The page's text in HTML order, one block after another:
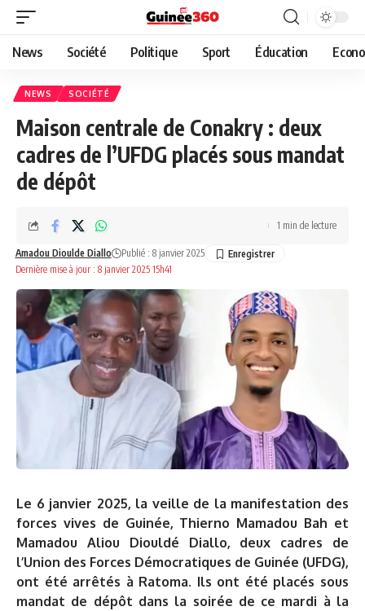
News Société Politique Sport Éducation
NEWS SOCIÉTÉ
Maison centrale de Conakry : deux
cadres de l’UFDG placés sous mandat
de dépôt
Dernière mise à jour : 8 janvier 2025 15h41
Amadou Dioulde Diallo Publié : 8 janvier 2025
1 min de lecture
Le 6 janvier 2025, la veille de la manifestation des
forces vives de Guinée, Thierno Mamadou Bah et
Mamadou Aliou Diouldé Diallo, deux cadres de
l’Union des Forces Démocratiques de Guinée (UFDG),
ont été arrêtés à Ratoma. Ils ont été placés sous
mandat de dépôt dans la soirée de ce mardi à la